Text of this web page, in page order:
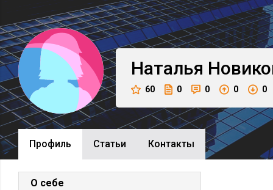
Наталья
60 0 0 0 0
Профиль Cтатьи Контакты
О себе